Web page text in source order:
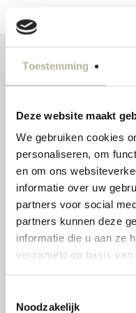
Toestemming
Deze website maakt
We gebruiken cookies
personaliseren, om
en om ons
informatie over uw
partners voor social
partners kunnen deze
informatie die u aan ze
verzameld op basis
Noodzakelijk
Over Marba
Marba Tegels is
expertise. Bij ons
slopen tot
zijn er voor je van
realisatie van
onze eigen
contact met
architecten. Zo
word jij ontzorgd